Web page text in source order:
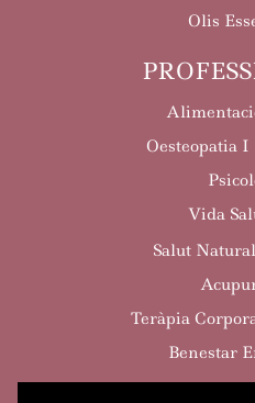
Olis
Oesteopatia
Vida
Salut
Teràpia
Benestar